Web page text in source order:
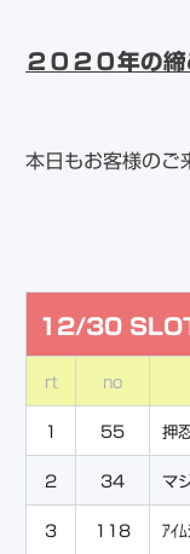
２０２０年の
本日もお客様のご
12/30
rt no
1 55 押
2 34 マ
3 118 ｱｲ